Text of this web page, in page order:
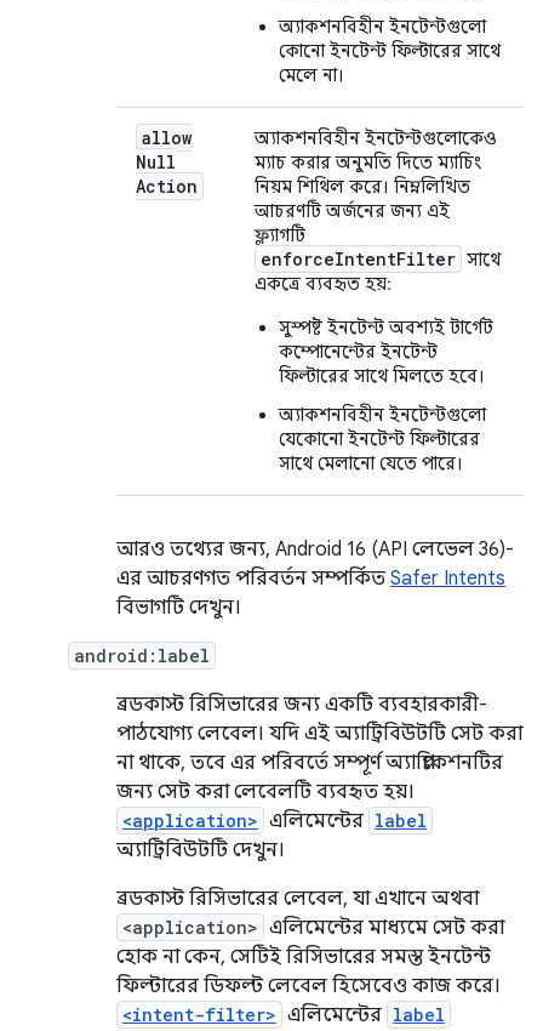
অ্যাকশনবিহীন ইনটেন্টগুলো
কোনো ইনটেন্ট ফিল্টারের সাথে
মেলে না।
allow
Null
Action
অ্যাকশনবিহীন ইনটেন্টগুলোকেও
ম্যাচ করার অনুমতি দিতে ম্যাচিং
নিয়ম শিথিল করে। নিম্নলিখিত
আচরণটি অর্জনের জন্য এই
ফ্ল্যাগটি
enforceIntentFilter সাথে
একত্রে ব্যবহৃত হয়:
সুস্পষ্ট ইনটেন্ট অবশ্যই টার্গেট
কম্পোনেন্টের ইনটেন্ট
ফিল্টারের সাথে মিলতে হবে।
অ্যাকশনবিহীন ইনটেন্টগুলো
যেকোনো ইনটেন্ট ফিল্টারের
সাথে মেলানো যেতে পারে।
আরও তথ্যের জন্য, Android 16 (API লেভেল 36)-
এর আচরণগত পরিবর্তন সম্পর্কিত Safer Intents
বিভাগটি দেখুন।
android:label
ব্রডকাস্ট রিসিভারের জন্য একটি ব্যবহারকারী-
পাঠযোগ্য লেবেল। যদি এই অ্যাট্রিবিউটটি সেট করা
না থাকে, তবে এর পরিবর্তে সম্পূর্ণ অ্যাপ্লিকেশনটির
জন্য সেট করা লেবেলটি ব্যবহৃত হয়।
<application> এলিমেন্টের label
অ্যাট্রিবিউটটি দেখুন।
ব্রডকাস্ট রিসিভারের লেবেল, যা এখানে অথবা
<application> এলিমেন্টের মাধ্যমে সেট করা
হোক না কেন, সেটিই রিসিভারের সমস্ত ইনটেন্ট
ফিল্টারের ডিফল্ট লেবেল হিসেবেও কাজ করে।
<intent-filter> এলিমেন্টের label